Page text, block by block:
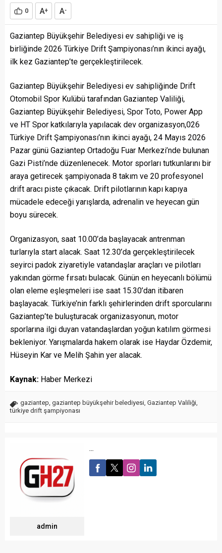
0 A+ A-
Gaziantep Büyükşehir Belediyesi ev sahipliği ve iş
birliğinde 2026 Türkiye Drift Şampiyonası’nın ikinci ayağı,
ilk kez Gaziantep’te gerçekleştirilecek.
Gaziantep Büyükşehir Belediyesi ev sahipliğinde Drift
Otomobil Spor Kulübü tarafından Gaziantep Valiliği,
Gaziantep Büyükşehir Belediyesi, Spor Toto, Power App
ve HT Spor katkılarıyla yapılacak dev organizasyon,026
Türkiye Drift Şampiyonası’nın ikinci ayağı, 24 Mayıs 2026
Pazar günü Gaziantep Ortadoğu Fuar Merkezi’nde bulunan
Gazi Pisti’nde düzenlenecek. Motor sporları tutkunlarını bir
araya getirecek şampiyonada 8 takım ve 20 profesyonel
drift aracı piste çıkacak. Drift pilotlarının kapı kapıya
mücadele edeceği yarışlarda, adrenalin ve heyecan gün
boyu sürecek.
Organizasyon, saat 10.00’da başlayacak antrenman
turlarıyla start alacak. Saat 12.30’da gerçekleştirilecek
seyirci padok ziyaretiyle vatandaşlar araçları ve pilotları
yakından görme fırsatı bulacak. Günün en heyecanlı bölümü
olan eleme eşleşmeleri ise saat 15.30’dan itibaren
başlayacak. Türkiye’nin farklı şehirlerinden drift sporcularını
Gaziantep’te buluşturacak organizasyonun, motor
sporlarına ilgi duyan vatandaşlardan yoğun katılım görmesi
bekleniyor. Yarışmalarda hakem olarak ise Haydar Özdemir,
Hüseyin Kar ve Melih Şahin yer alacak.
Kaynak: Haber Merkezi
gaziantep gaziantep büyükşehir belediyesi Gaziantep Valiliği
türkiye drift şampiyonası
admin
...